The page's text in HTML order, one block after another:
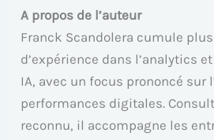
A propos de l’auteur
Franck Scandolera cumule plus
d’expérience dans l’analytics
IA, avec un focus prononcé sur
performances digitales.
reconnu, il accompagne les